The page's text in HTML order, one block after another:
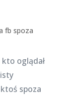
oglądał
spoza